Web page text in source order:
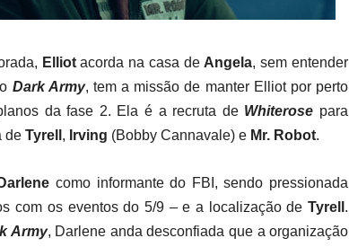
Elliotacorda na casa de Angela, sem entender
Dark Army, tem a missão de manter Elliot por perto
da fase 2. Ela é a recruta de Whiterose para
de Tyrell , Irving (Bobby Cannavale) e Mr. Robot.
Darlene como informante do FBI, sendo pressionada
com os eventos do 5/9 – e a localização de Tyrell .
Army, Darlene anda desconfiada que a organização